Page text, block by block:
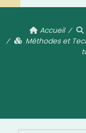
Accueil
Méthodes et